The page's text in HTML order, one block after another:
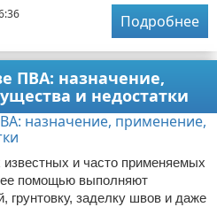
Подробнее
ПВА: назначение,
и недостатки
и часто применяемых
помощью выполняют
грунтовку, заделку швов и даже